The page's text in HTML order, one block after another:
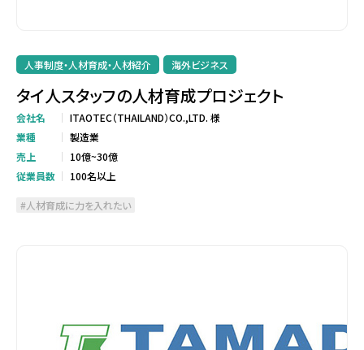
人事制度・人材育成・人材紹介 海外ビジネス
タイ人スタッフの人材育成プロジェクト
会社名
ITAOTEC（THAILAND）CO.,LTD. 様
業種
製造業
売上
10億~30億
従業員数
100名以上
人材育成に力を入れたい